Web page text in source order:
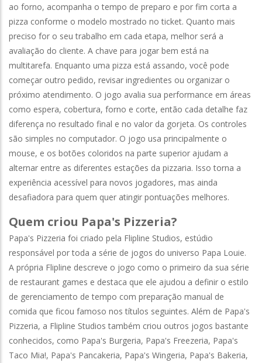
ao forno, acompanha o tempo de preparo e por fim corta a
pizza conforme o modelo mostrado no ticket. Quanto mais
preciso for o seu trabalho em cada etapa, melhor será a
avaliação do cliente. A chave para jogar bem está na
multitarefa. Enquanto uma pizza está assando, você pode
começar outro pedido, revisar ingredientes ou organizar o
próximo atendimento. O jogo avalia sua performance em áreas
como espera, cobertura, forno e corte, então cada detalhe faz
diferença no resultado final e no valor da gorjeta. Os controles
são simples no computador. O jogo usa principalmente o
mouse, e os botões coloridos na parte superior ajudam a
alternar entre as diferentes estações da pizzaria. Isso torna a
experiência acessível para novos jogadores, mas ainda
desafiadora para quem quer atingir pontuações melhores.
Quem criou Papa's Pizzeria?
Papa's Pizzeria foi criado pela Flipline Studios, estúdio
responsável por toda a série de jogos do universo Papa Louie.
A própria Flipline descreve o jogo como o primeiro da sua série
de restaurant games e destaca que ele ajudou a definir o estilo
de gerenciamento de tempo com preparação manual de
comida que ficou famoso nos títulos seguintes. Além de Papa's
Pizzeria, a Flipline Studios também criou outros jogos bastante
conhecidos, como Papa's Burgeria, Papa's Freezeria, Papa's
Taco Mia!, Papa's Pancakeria, Papa's Wingeria, Papa's Bakeria,